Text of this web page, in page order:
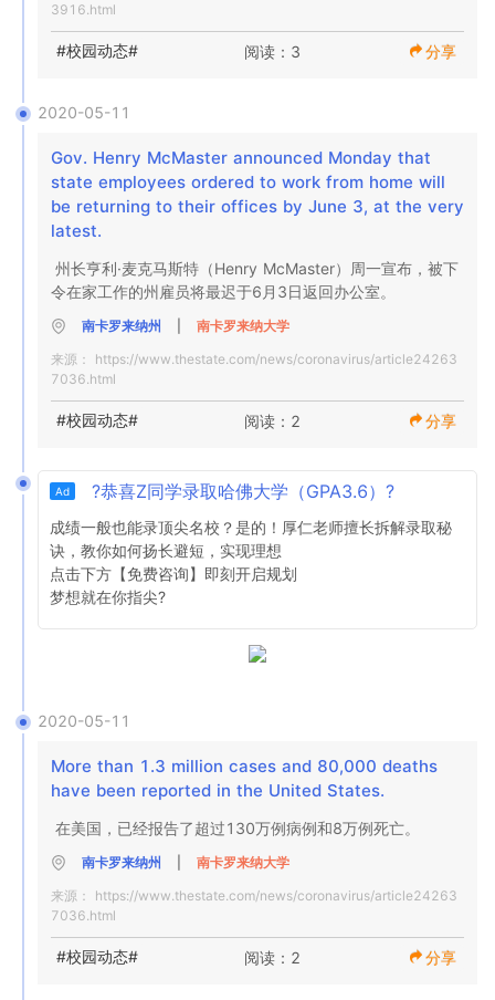
3916.html
#校园动态# 阅读：3 分享
2020-05-11
Gov. Henry McMaster announced Monday that
state employees ordered to work from home will
be returning to their offices by June 3, at the very
latest.
州长亨利·麦克马斯特（Henry McMaster）周一宣布，被下
令在家工作的州雇员将最迟于6月3日返回办公室。
南卡罗来纳州
南卡罗来纳大学
来源： https://www.thestate.com/news/coronavirus/article24263
7036.html
#校园动态# 阅读：2 分享
Ad ?恭喜Z同学录取哈佛大学（GPA3.6）?
成绩一般也能录顶尖名校？是的！厚仁老师擅长拆解录取秘
诀，教你如何扬长避短，实现理想
点击下方【免费咨询】即刻开启规划
梦想就在你指尖?
2020-05-11
More than 1.3 million cases and 80,000 deaths
have been reported in the United States.
在美国，已经报告了超过130万例病例和8万例死亡。
南卡罗来纳州
南卡罗来纳大学
来源： https://www.thestate.com/news/coronavirus/article24263
7036.html
#校园动态# 阅读：2 分享